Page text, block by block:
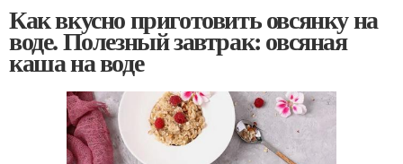
Как вкусно приготовить овсянку на
воде. Полезный завтрак: овсяная
каша на воде